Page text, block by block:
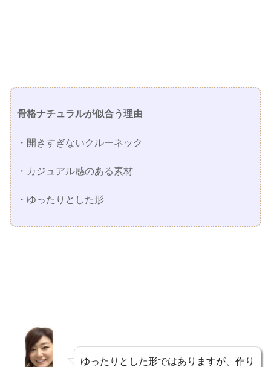
骨格ナチュラルが似合う理由
・開きすぎないクルーネック
・カジュアル感のある素材
・ゆったりとした形
ゆったりとした形ではありますが、作り